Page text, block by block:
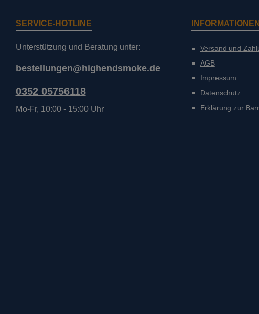
SERVICE-HOTLINE
Unterstützung und Beratung unter:
bestellungen@highendsmoke.de
0352 05756118
Mo-Fr, 10:00 - 15:00 Uhr
INFORMATIONEN
Versand und
AGB
Impressum
Datenschutz
Erklärung zur